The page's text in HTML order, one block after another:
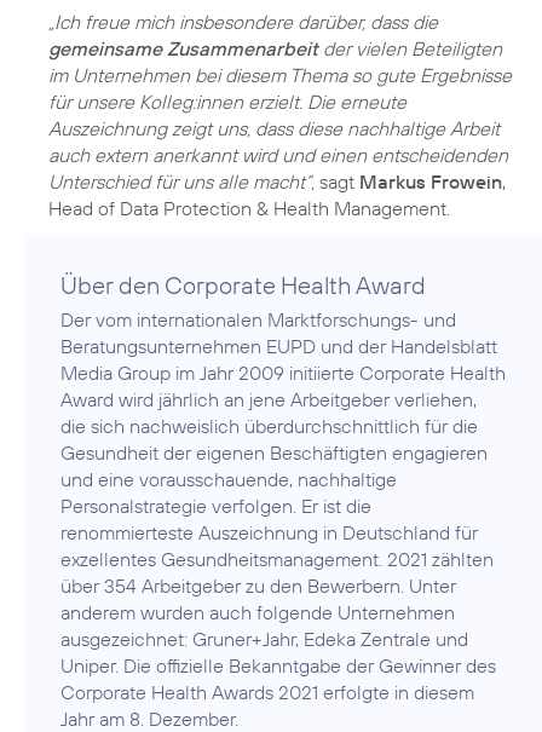
„Ich freue mich insbesondere darüber, dass die
gemeinsame Zusammenarbeitder vielen Beteiligten
im Unternehmen bei diesem Thema so gute Ergebnisse
für unsere Kolleg:innen erzielt. Die erneute
Auszeichnung zeigt uns, dass diese nachhaltige Arbeit
auch extern anerkannt wird und einen entscheidenden
Unterschied für uns alle macht“, sagt Markus Frowein,
Über den Corporate Health Award
Der vom internationalen Marktforschungs- und
Beratungsunternehmen EUPD und der Handelsblatt
Media Group im Jahr 2009 initiierte Corporate Health
Award wird jährlich an jene Arbeitgeber verliehen,
die sich nachweislich überdurchschnittlich für die
Gesundheit der eigenen Beschäftigten engagieren
und eine vorausschauende, nachhaltige
Personalstrategie verfolgen. Er ist die
renommierteste Auszeichnung in Deutschland für
exzellentes Gesundheitsmanagement. 2021 zählten
über 354 Arbeitgeber zu den Bewerbern. Unter
anderem wurden auch folgende Unternehmen
ausgezeichnet: Gruner+Jahr, Edeka Zentrale und
Uniper. Die offizielle Bekanntgabe der Gewinner des
Corporate Health Awards 2021 erfolgte in diesem
Jahr am 8. Dezember.